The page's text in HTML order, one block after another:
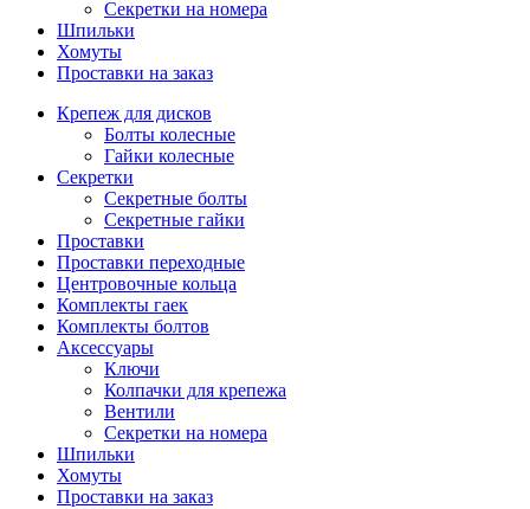
Секретки на номера
Шпильки
Хомуты
Проставки на заказ
Крепеж для дисков
Болты колесные
Гайки колесные
Секретки
Секретные болты
Секретные гайки
Проставки
Проставки переходные
Центровочные кольца
Комплекты гаек
Комплекты болтов
Аксессуары
Ключи
Колпачки для крепежа
Вентили
Секретки на номера
Шпильки
Хомуты
Проставки на заказ